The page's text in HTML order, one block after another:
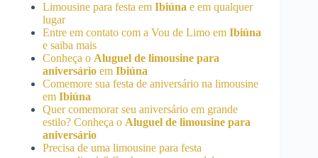
Limousine para festa em Ibiúna e em qualquer
lugar
Entre em contato com a Vou de Limo em Ibiúna
e saiba mais
Conheça o Aluguel de limousine para
aniversário em Ibiúna
Comemore sua festa de aniversário na limousine
em Ibiúna
Quer comemorar seu aniversário em grande
estilo? Conheça o Aluguel de limousine para
aniversário
Precisa de uma limousine para festa